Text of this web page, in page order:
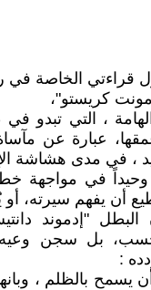
قراءتي الخاصة في
كريستو"،
، التي تبدو
عبارة عن
، في مدى هشاشة
وحيداً في مواجهة
أن يفهم سيرته،
البطل "إدموند
بل سجن وعيه
:
بالظلم ،